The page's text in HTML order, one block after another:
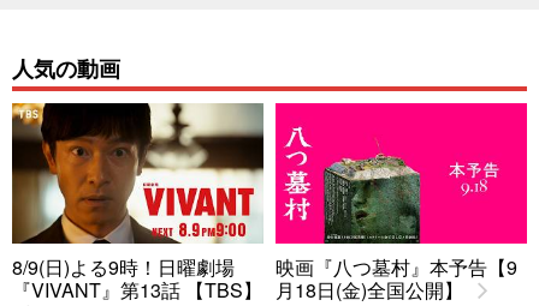
人気の動画
8/9(日)よる9時！日曜劇場
『VIVANT』第13話 【TBS】
映画『八つ墓村』本予告【9
月18日(金)全国公開】